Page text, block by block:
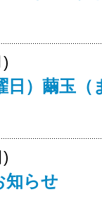
日）繭玉
知らせ